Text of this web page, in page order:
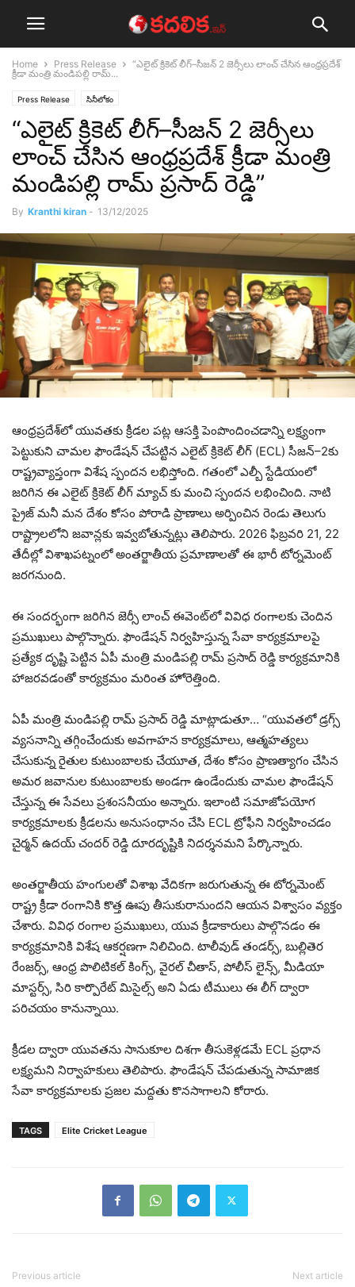
Home Press Release
“ఎలైట్ క్రికెట్ లీగ్–సీజన్ 2 జెర్సీలు లాంచ్ చేసిన ఆంధ్రప్రదేశ్
క్రీడా మంత్రి మండిపల్లి రామ్...
Press Release సినీలోకం
“ఎలైట్ క్రికెట్ లీగ్–సీజన్ 2 జెర్సీలు
లాంచ్ చేసిన ఆంధ్రప్రదేశ్ క్రీడా మంత్రి
మండిపల్లి రామ్ ప్రసాద్ రెడ్డి”
By Kranthi kiran - 13/12/2025
ఆంధ్రప్రదేశ్‌లో యువతకు క్రీడల పట్ల ఆసక్తి పెంపొందించడాన్ని లక్ష్యంగా
పెట్టుకుని చామల ఫౌండేషన్ చేపట్టిన ఎలైట్ క్రికెట్ లీగ్ (ECL) సీజన్–2కు
రాష్ట్రవ్యాప్తంగా విశేష స్పందన లభిస్తోంది. గతంలో ఎల్బీ స్టేడియంలో
జరిగిన ఈ ఎలైట్ క్రికెట్ లీగ్ మ్యాచ్ కు మంచి స్పందన లభించింది. నాటి
ప్రైజ్ మనీ మన దేశం కోసం పోరాడి ప్రాణాలు అర్పించిన రెండు తెలుగు
రాష్ట్రాలలోని జవాన్లకు ఇవ్వబోతున్నట్లు తెలిపారు. 2026 ఫిబ్రవరి 21, 22
తేదీల్లో విశాఖపట్నంలో అంతర్జాతీయ ప్రమాణాలతో ఈ భారీ టోర్నమెంట్
జరగనుంది.
ఈ సందర్భంగా జరిగిన జెర్సీ లాంచ్ ఈవెంట్‌లో వివిధ రంగాలకు చెందిన
ప్రముఖులు పాల్గొన్నారు. ఫౌండేషన్ నిర్వహిస్తున్న సేవా కార్యక్రమాలపై
ప్రత్యేక దృష్టి పెట్టిన ఏపీ మంత్రి మండిపల్లి రామ్ ప్రసాద్ రెడ్డి కార్యక్రమానికి
హాజరవడంతో కార్యక్రమం మరింత హోరెత్తింది.
ఏపీ మంత్రి మండిపల్లి రామ్ ప్రసాద్ రెడ్డి మాట్లాడుతూ… “యువతలో డ్రగ్స్‌
వ్యసనాన్ని తగ్గించేందుకు అవగాహన కార్యక్రమాలు, ఆత్మహత్యలు
చేసుకున్న రైతుల కుటుంబాలకు చేయూత, దేశం కోసం ప్రాణత్యాగం చేసిన
అమర జవానుల కుటుంబాలకు అండగా ఉండేందుకు చామల ఫౌండేషన్
చేస్తున్న ఈ సేవలు ప్రశంసనీయం అన్నారు. ఇలాంటి సమాజోపయోగ
కార్యక్రమాలకు క్రీడలను అనుసంధానం చేసి ECL ట్రోఫీని నిర్వహించడం
చైర్మన్ ఉదయ్ చందర్ రెడ్డి దూరదృష్టికి నిదర్శనమని పేర్కొన్నారు.
అంతర్జాతీయ హంగులతో విశాఖ వేదికగా జరుగుతున్న ఈ టోర్నమెంట్
రాష్ట్ర క్రీడా రంగానికి కొత్త ఊపు తీసుకురానుందని ఆయన విశ్వాసం వ్యక్తం
చేశారు. వివిధ రంగాల ప్రముఖులు, యువ క్రీడాకారులు పాల్గొనడం ఈ
కార్యక్రమానికి విశేష ఆకర్షణగా నిలిచింది. టాలీవుడ్ తండర్స్, బుల్లితెర
రేంజర్స్, ఆంధ్ర పొలిటికల్ కింగ్స్, వైరల్ చీతాస్, పోలీస్ లైన్స్, మీడియా
మాస్టర్స్, సిరి కార్పొరేట్ మిసైల్స్ అని ఏడు టీములు ఈ లీగ్ ద్వారా
పరిచయం కానున్నాయి.
క్రీడల ద్వారా యువతను సానుకూల దిశగా తీసుకెళ్లడమే ECL ప్రధాన
లక్ష్యమని నిర్వాహకులు తెలిపారు. ఫౌండేషన్ చేపడుతున్న సామాజిక
సేవా కార్యక్రమాలకు ప్రజల మద్దతు కొనసాగాలని కోరారు.
TAGS Elite Cricket League
Previous article Next article